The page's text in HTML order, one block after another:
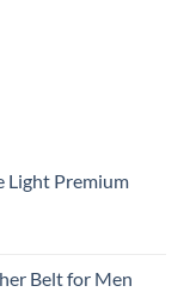
Light Premium
Belt for Men